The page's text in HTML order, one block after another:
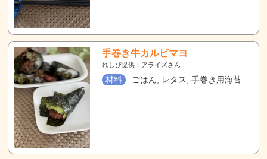
手巻き牛カルビマヨ
れしぴ提供：アライズさん
材料 ごはん, レタス, 手巻き用海苔